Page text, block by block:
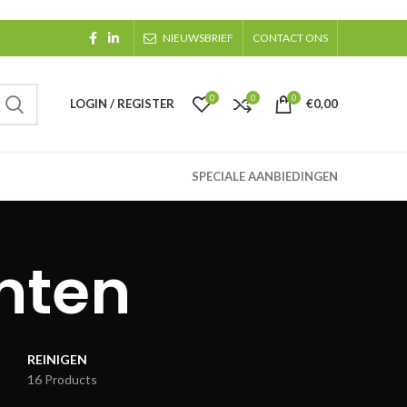
NIEUWSBRIEF CONTACT ONS
LOGIN / REGISTER 0 0 0 €0,00
SPECIALE AANBIEDINGEN
REINIGEN
16 Products